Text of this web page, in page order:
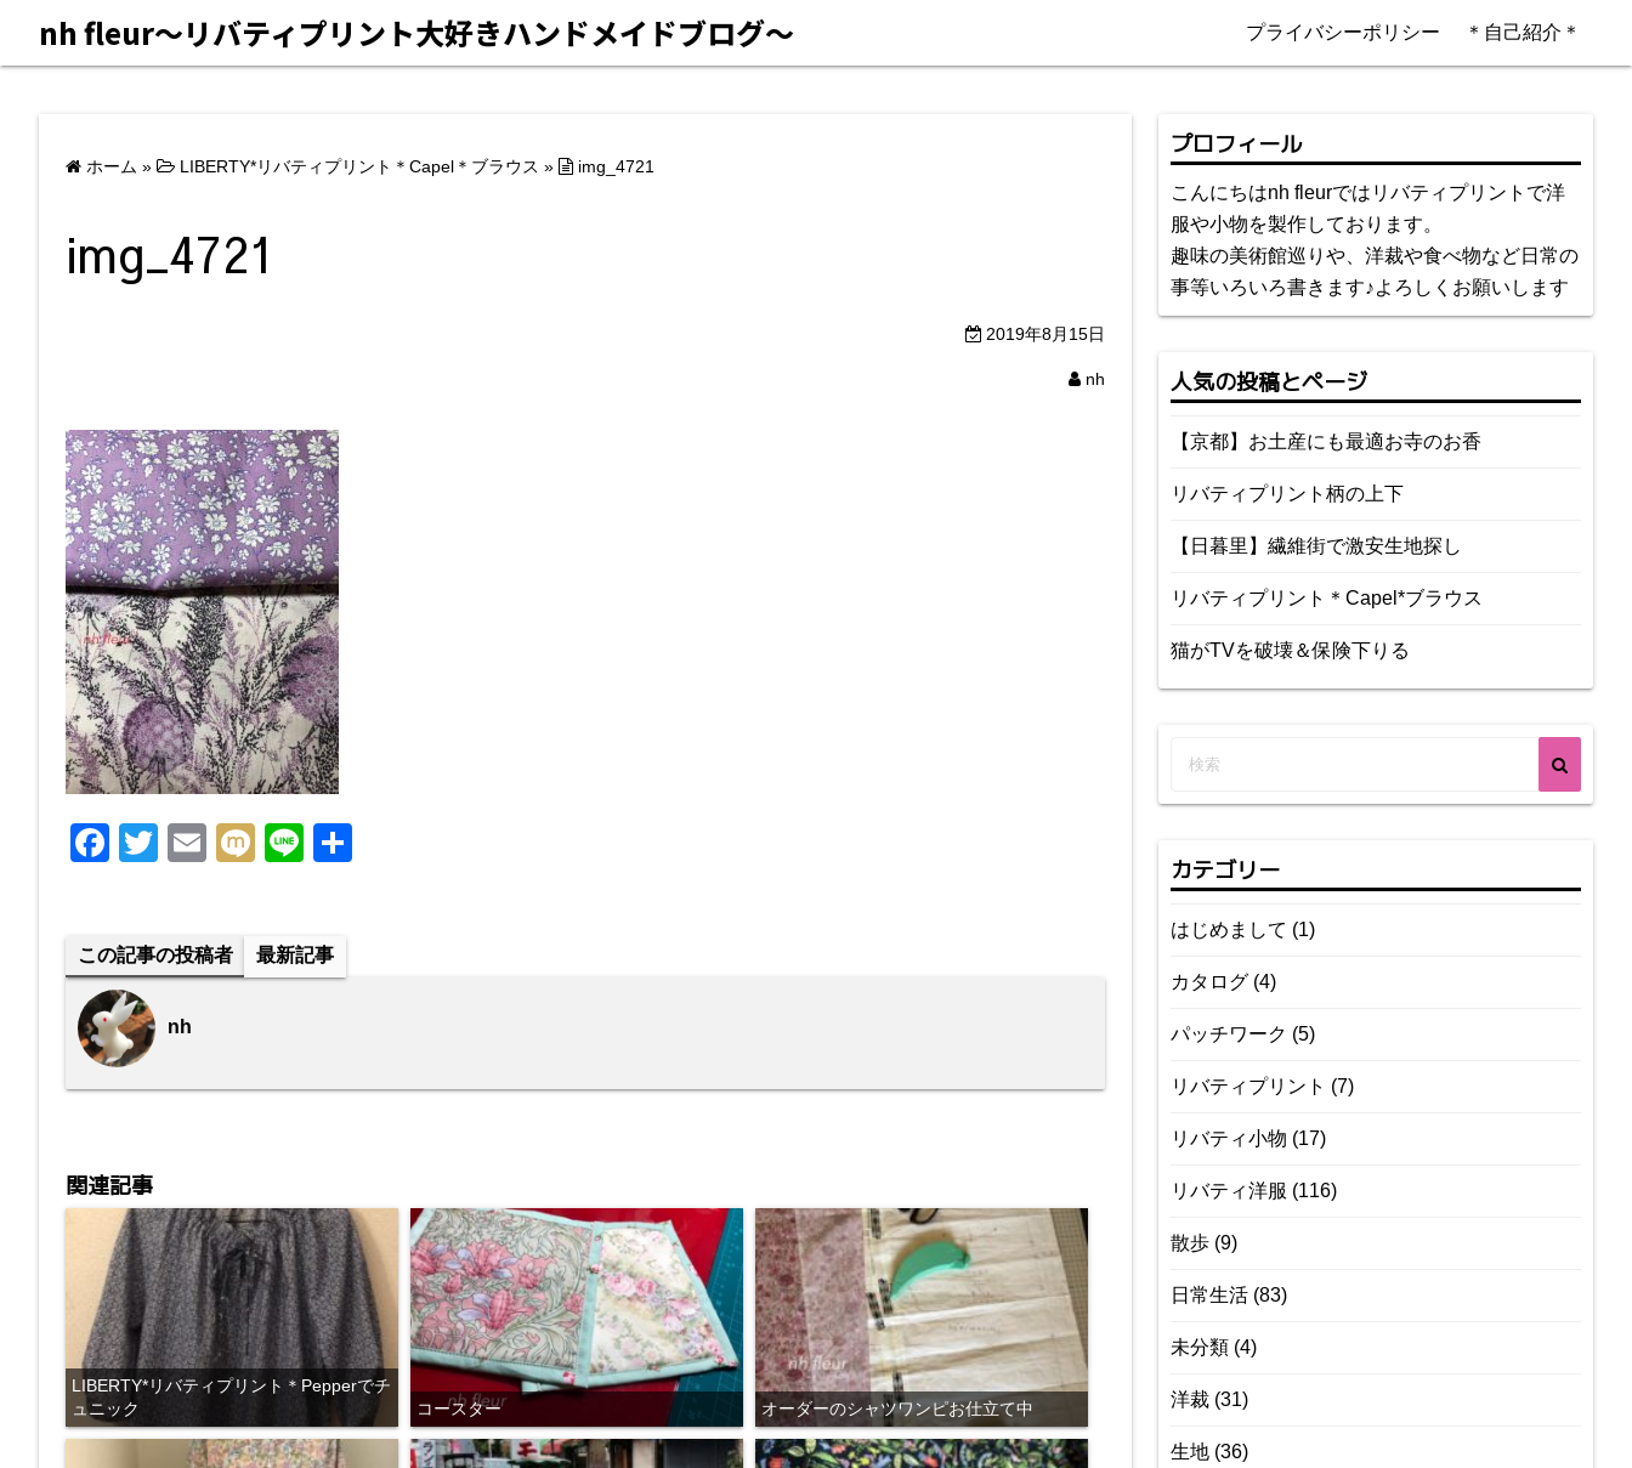
nh fleur〜リバティプリント大好きハンドメイドブログ〜 プライバシーポリシー ＊自己紹介＊
ホーム » LIBERTY*リバティプリント＊Capel＊ブラウス » img_4721
img_4721
2019年8月15日
nh
F
e
b
o
o
T
er
E
M
Li
この記事の投稿者 最新記事
nh
関連記事
LIBERTY*リバティプリント＊Pepperでチ
ュニック
コースター オーダーのシャツワンピお仕立て中
プロフィール
こんにちはnh fleurではリバティプリントで洋
服や小物を製作しております。
趣味の美術館巡りや、洋裁や食べ物など日常の
事等いろいろ書きます♪よろしくお願いします
人気の投稿とページ
【京都】お土産にも最適お寺のお香
リバティプリント柄の上下
【日暮里】繊維街で激安生地探し
リバティプリント＊Capel*ブラウス
猫がTVを破壊＆保険下りる
カテゴリー
はじめまして (1)
カタログ (4)
パッチワーク (5)
リバティプリント (7)
リバティ小物 (17)
リバティ洋服 (116)
散歩 (9)
日常生活 (83)
未分類 (4)
洋裁 (31)
生地 (36)